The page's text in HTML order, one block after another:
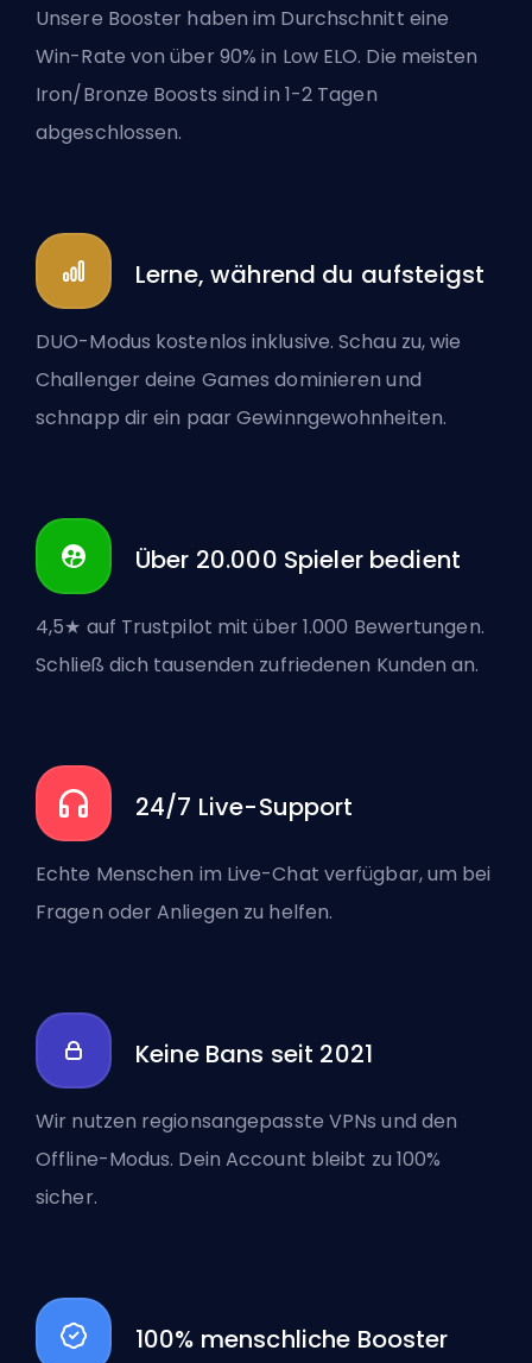
Unsere Booster haben im Durchschnitt eine
Win-Rate von über 90% in Low ELO. Die meisten
Iron/Bronze Boosts sind in 1-2 Tagen
abgeschlossen.
Lerne, während du aufsteigst
DUO-Modus kostenlos inklusive. Schau zu, wie
Challenger deine Games dominieren und
schnapp dir ein paar Gewinngewohnheiten.
Über 20.000 Spieler bedient
4,5★ auf Trustpilot mit über 1.000 Bewertungen.
Schließ dich tausenden zufriedenen Kunden an.
24/7 Live-Support
Echte Menschen im Live-Chat verfügbar, um bei
Fragen oder Anliegen zu helfen.
Keine Bans seit 2021
Wir nutzen regionsangepasste VPNs und den
Offline-Modus. Dein Account bleibt zu 100%
sicher.
100% menschliche Booster